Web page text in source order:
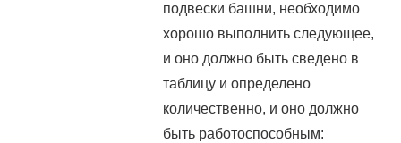
подвески башни, необходимо
хорошо выполнить следующее,
и оно должно быть сведено в
таблицу и определено
количественно, и оно должно
быть работоспособным: